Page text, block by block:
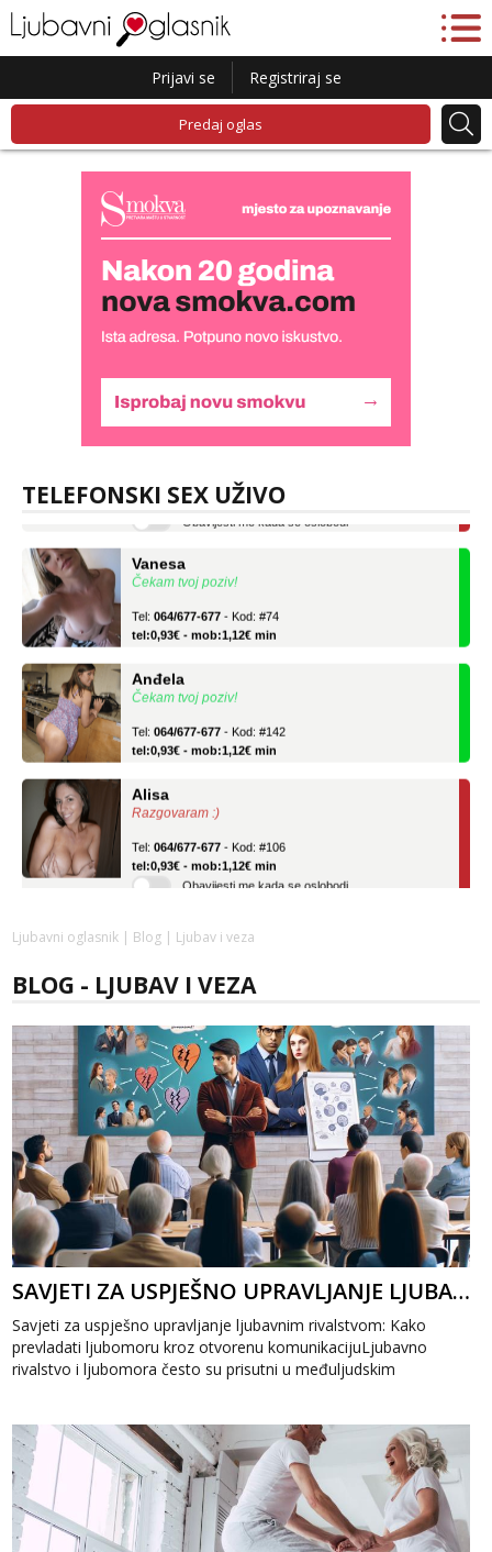
Prijavi se Registriraj se
Predaj oglas
TELEFONSKI SEX UŽIVO
Alisa
Razgovaram :)
Tel:064/677-677- Kod: #106
Obavijesti me kada se oslobodi
Vanesa
Tel:064/677-677- Kod: #74
Anđela
Tel:064/677-677- Kod: #142
Alisa
Tel:064/677-677
Obavijesti me kada se oslobodi
Vanesa
Tel:064/677-677 - Kod: #74
Čekam tvoj poziv!
Tel:064/677-677- Kod: #142
tel:0,93€ - mob:1,12€ min
Ljubavni oglasnik | Blog | Ljubav i veza
BLOG - LJUBAV I VEZA
SAVJETI ZA USPJEŠNO UPRAVLJANJE LJUBAVNIM RIVALSTVOM: KAKO PREVLADATI LJUBOMORU
Savjeti za uspješno upravljanje ljubavnim rivalstvom: Kako
prevladati ljubomoru kroz otvorenu komunikacijuLjubavno
rivalstvo i ljubomora često su prisutni u međuljudskim